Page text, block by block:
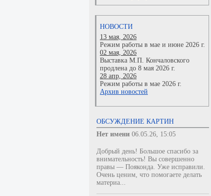
НОВОСТИ
13 мая, 2026
Режим работы в мае и июне 2026 г.
02 мая, 2026
Выставка М.П. Кончаловского
продлена до 8 мая 2026 г.
28 апр, 2026
Режим работы в мае 2026 г.
Архив новостей
ОБСУЖДЕНИЕ КАРТИН
Нет имени 06.05.26, 15:05
Добрый день! Большое спасибо за
внимательность! Вы совершенно
правы — Пояконда. Уже исправили.
Очень ценим, что помогаете делать
материа...